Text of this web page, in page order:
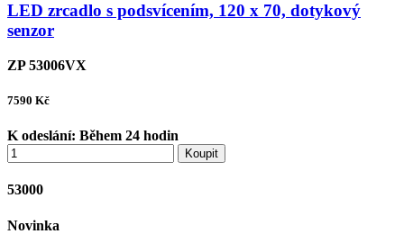
LED zrcadlo s podsvícením, 120 x 70, dotykový
senzor
ZP 53006VX
7590 Kč
K odeslání: Během 24 hodin
Koupit
53000
Novinka